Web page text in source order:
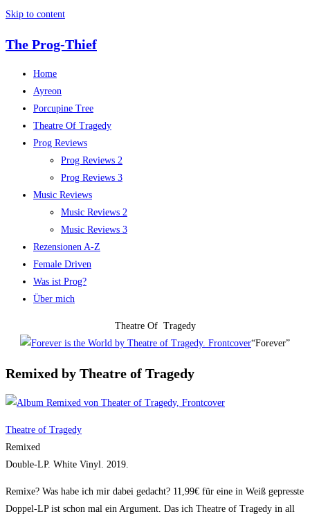
Skip to content
The Prog-Thief
Home
Ayreon
Porcupine Tree
Theatre Of Tragedy
Prog Reviews
Prog Reviews 2
Prog Reviews 3
Music Reviews
Music Reviews 2
Music Reviews 3
Rezensionen A-Z
Female Driven
Was ist Prog?
Über mich
Theatre Of Tragedy
“Forever”
Remixed by Theatre of Tragedy
Theatre of Tragedy
Remixed
Double-LP. White Vinyl. 2019.
Remixe? Was habe ich mir dabei gedacht? 11,99€ für eine in Weiß gepresste
Doppel-LP ist schon mal ein Argument. Das ich Theatre of Tragedy in all